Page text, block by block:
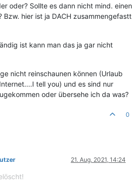
oder? Sollte es dann nicht mind. einen
Bzw. hier ist ja DACH zusammengefastt
ist kann man das ja gar nicht
nicht reinschaunen können (Urlaub
tell you) und es sind nur
oder übersehe ich da was?
0
21. Aug. 2021, 14:24